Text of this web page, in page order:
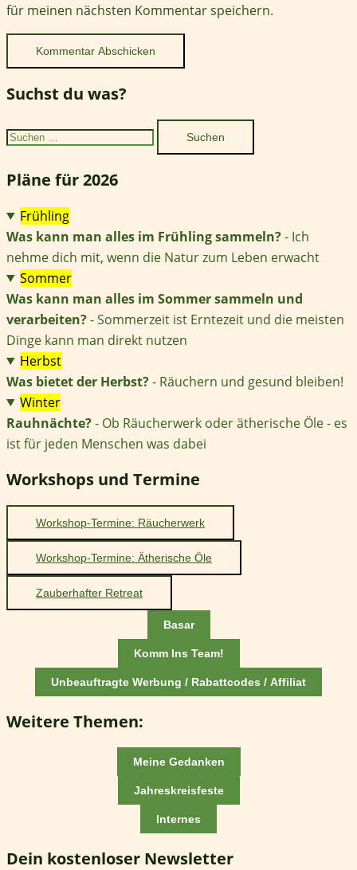
für meinen nächsten Kommentar speichern.
Suchst du was?
Suchen
nach:
Pläne für 2026
Frühling
Was kann man alles im Frühling sammeln?- Ich
nehme dich mit, wenn die Natur zum Leben erwacht
Sommer
Was kann man alles im Sommer sammeln und
verarbeiten?- Sommerzeit ist Erntezeit und die meisten
Dinge kann man direkt nutzen
Herbst
Was bietet der Herbst?- Räuchern und gesund bleiben!
Winter
Rauhnächte?- Ob Räucherwerk oder ätherische Öle - es
ist für jeden Menschen was dabei
Workshops und Termine
Workshop-Termine: Räucherwerk
Workshop-Termine: Ätherische Öle
Zauberhafter Retreat
Basar
Komm Ins Team!
Unbeauftragte Werbung / Rabattcodes / Affiliat
Weitere Themen:
Meine Gedanken
Jahreskreisfeste
Internes
Dein kostenloser Newsletter